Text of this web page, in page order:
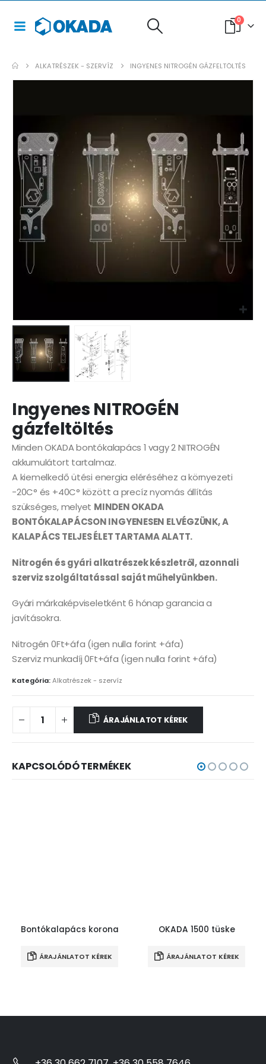
0
ALKATRÉSZEK - SZERVÍZ INGYENES NITROGÉN GÁZFELTÖLTÉS
Ingyenes NITROGÉN
gázfeltöltés
Minden OKADA bontókalapács 1 vagy 2 NITROGÉN
akkumulátort tartalmaz.
A kiemelkedő ütési energia eléréséhez a környezeti
-20C° és +40C° között a precíz nyomás állítás
szükséges, melyet MINDEN OKADA
BONTÓKALAPÁCSON INGYENESEN ELVÉGZÜNK, A
KALAPÁCS TELJES ÉLET TARTAMA ALATT.
Nitrogén és gyári alkatrészek készletről, azonnali
szerviz szolgáltatással saját műhelyünkben.
Gyári márkaképviseletként 6 hónap garancia a
javításokra.
Nitrogén 0Ft+áfa (igen nulla forint +áfa)
Szerviz munkadíj 0Ft+áfa (igen nulla forint +áfa)
Kategória:Alkatrészek - szervíz
ÁRAJÁNLATOT KÉREK
KAPCSOLÓDÓ TERMÉKEK
Bontókalapács korona
ÁRAJÁNLATOT KÉREK
OKADA 1500 tüske
ÁRAJÁNLATOT KÉREK